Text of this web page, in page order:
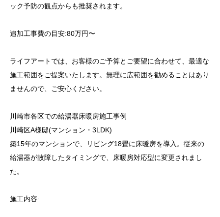
ック予防の観点からも推奨されます。
追加工事費の目安:80万円〜
ライフアートでは、お客様のご予算とご要望に合わせて、最適な
施工範囲をご提案いたします。無理に広範囲を勧めることはあり
ませんので、ご安心ください。
川崎市各区での給湯器床暖房施工事例
川崎区A様邸(マンション・3LDK)
築15年のマンションで、リビング18畳に床暖房を導入。従来の
給湯器が故障したタイミングで、床暖房対応型に変更されまし
た。
施工内容: